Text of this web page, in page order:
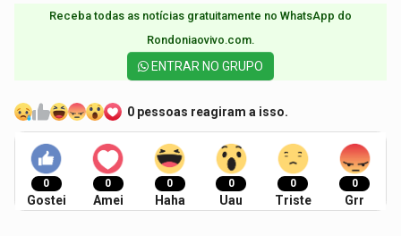
Receba todas as notícias gratuitamente no WhatsApp do
Rondoniaovivo.com.​
ENTRAR NO GRUPO
0 pessoas reagiram a isso.
0
Gostei
0
Amei
0
Haha
0
Uau
0
Triste
0
Grr